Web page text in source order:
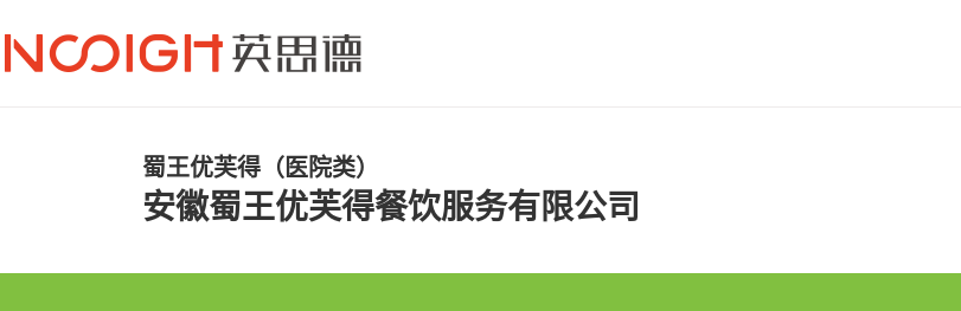
蜀王优芙得（医院类）
安徽蜀王优芙得餐饮服务有限公司